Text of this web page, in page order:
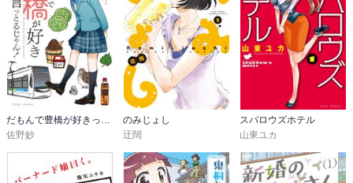
だもんで豊橋が好きって言っとるじゃん！
佐野妙
のみじょし
迂闊
スパロウズホテル
山東ユカ